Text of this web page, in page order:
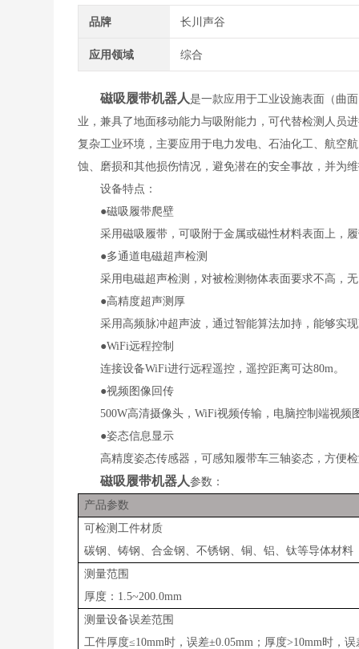
品牌 长川声谷
应用领域 综合
磁吸履带机器人是一款应用于工业设施表面（曲
业，兼具了地面移动能力与吸附能力，可代替检测人员
复杂工业环境，主要应用于电力发电、石油化工、航空
蚀、磨损和其他损伤情况，避免潜在的安全事故，并为
设备特点：
●磁吸履带爬壁
采用磁吸履带，可吸附于金属或磁性材料表面上，履
●多通道电磁超声检测
采用电磁超声检测，对被检测物体表面要求不高，无
●高精度超声测厚
采用高频脉冲超声波，通过智能算法加持，能够实现
●WiFi远程控制
连接设备WiFi进行远程遥控，遥控距离可达80m。
●视频图像回传
500W高清摄像头，WiFi视频传输，电脑控制端视频
●姿态信息显示
高精度姿态传感器，可感知履带车三轴姿态，方便检
磁吸履带机器人参数：
产品参数
可检测工件材质
碳钢、铸钢、合金钢、不锈钢、铜、铝、钛等导体材料
测量范围
厚度：1.5~200.0mm
测量设备误差范围
工件厚度≤10mm时，误差±0.05mm；厚度>10mm时，